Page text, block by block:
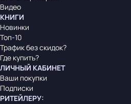
Видео
КНИГИ
Новинки
Топ-10
Трафик без скидок?
Где купить?
ЛИЧНЫЙ КАБИНЕТ
Ваши покупки
Подписки
РИТЕЙЛЕРУ: